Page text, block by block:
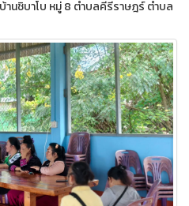
านชิบาโบ หมู่ 8 ตำบลคีรีราษฎร์ ตำบล